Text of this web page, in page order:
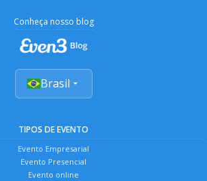
Conheça nosso blog
Brasil
TIPOS DE EVENTO
Evento Empresarial
Evento Presencial
Evento online